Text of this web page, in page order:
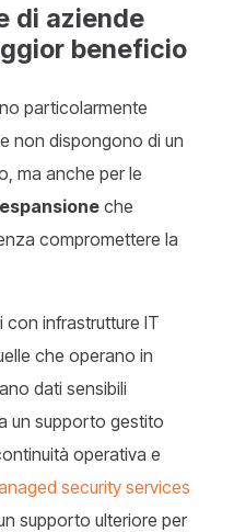
di aziende
beneficio
particolarmente
non dispongono di un
ma anche per le
che
compromettere la
infrastrutture IT
che operano in
dati sensibili
un supporto gestito
operativa e
security services
supporto ulteriore per